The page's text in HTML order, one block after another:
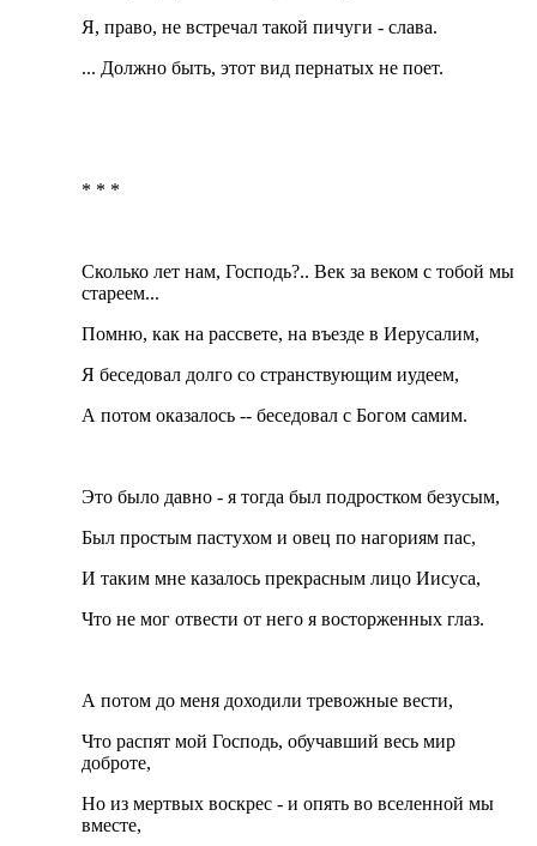
Я, право, не встречал такой пичуги - слава.
... Должно быть, этот вид пернатых не поет.
* * *
Сколько лет нам, Господь?.. Век за веком с тобой мы
стареем...
Помню, как на рассвете, на въезде в Иерусалим,
Я беседовал долго со странствующим иудеем,
А потом оказалось -- беседовал с Богом самим.
Это было давно - я тогда был подростком безусым,
Был простым пастухом и овец по нагориям пас,
И таким мне казалось прекрасным лицо Иисуса,
Что не мог отвести от него я восторженных глаз.
А потом до меня доходили тревожные вести,
Что распят мой Господь, обучавший весь мир
доброте,
Но из мертвых воскрес - и опять во вселенной мы
вместе,